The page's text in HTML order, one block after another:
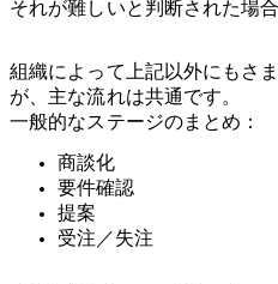
それが難しいと判断された場
組織によって上記以外にもさ
が、主な流れは共通です。
一般的なステージのまとめ：
商談化
要件確認
提案
受注／失注